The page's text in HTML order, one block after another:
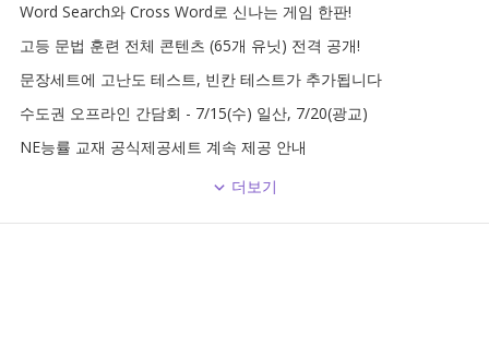
Word Search와 Cross Word로 신나는 게임 한판!
고등 문법 훈련 전체 콘텐츠 (65개 유닛) 전격 공개!
문장세트에 고난도 테스트, 빈칸 테스트가 추가됩니다
수도권 오프라인 간담회 - 7/15(수) 일산, 7/20(광교)
NE능률 교재 공식제공세트 계속 제공 안내
더보기